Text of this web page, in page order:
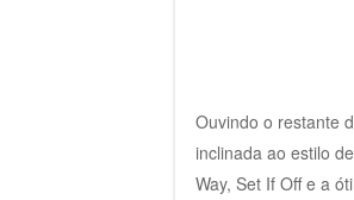
Ouvindo o restante
inclinada ao estilo
Way, Set If Off e a